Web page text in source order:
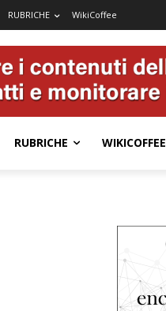
RUBRICHE WikiCoffee
RUBRICHE WIKICOFFEE